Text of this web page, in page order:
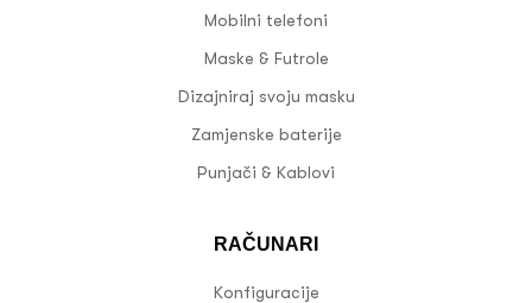
Mobilni telefoni
Maske & Futrole
Dizajniraj svoju masku
Zamjenske baterije
Punjači & Kablovi
RAČUNARI
Konfiguracije